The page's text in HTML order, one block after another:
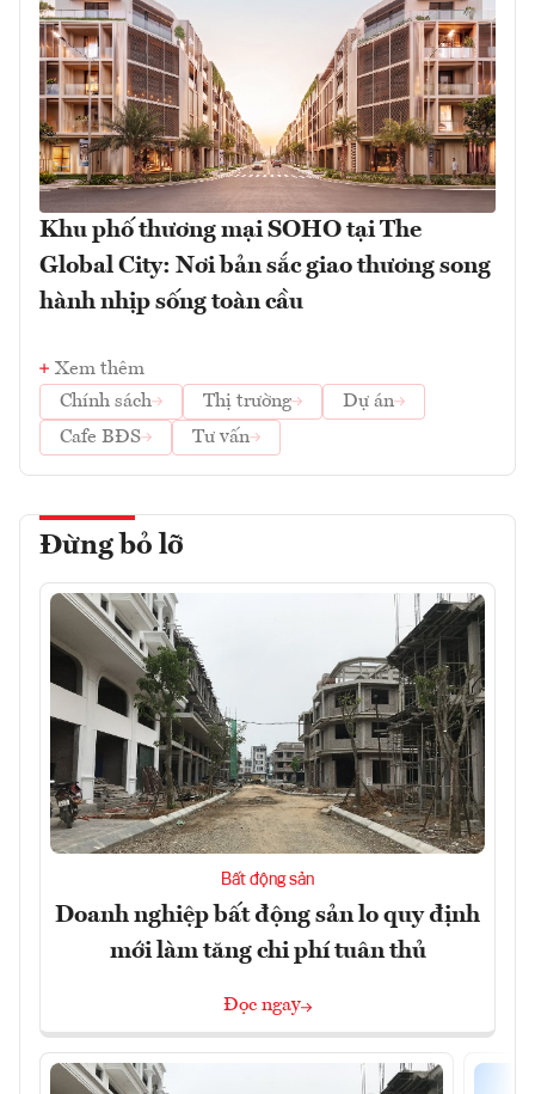
Khu phố thương mại SOHO tại The
Global City: Nơi bản sắc giao thương song
hành nhịp sống toàn cầu
Xem thêm
Chính sách
Thị trường
Dự án
Cafe BĐS
Tư vấn
Đừng bỏ lỡ
Bất động sản
Doanh nghiệp bất động sản lo quy định
mới làm tăng chi phí tuân thủ
Đọc ngay